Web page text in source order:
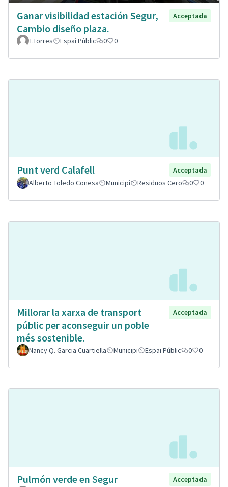
Ganar visibilidad estación Segur,
Cambio diseño plaza.
Acceptada
T.Torres Espai Públic 0 0
Punt verd Calafell
Acceptada
Alberto Toledo Conesa
Municipi Residuos Cero 0 0
Millorar la xarxa de transport
públic per aconseguir un poble
més sostenible.
Acceptada
Nancy Q. Garcia Cuartiella Municipi Espai Públic 0 0
Pulmón verde en Segur
Acceptada